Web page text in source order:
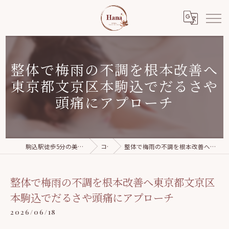
整体で梅雨の不調を根本改善へ
東京都文京区本駒込でだるさや
頭痛にアプローチ
駒込駅徒歩5分の美容整体｜Relaxation salon Hana コラム 整体で梅雨の不調を根本改善へ東京都文京区本駒込でだるさや頭痛にアプローチ
整体で梅雨の不調を根本改善へ東京都文京区
本駒込でだるさや頭痛にアプローチ
2026/06/18